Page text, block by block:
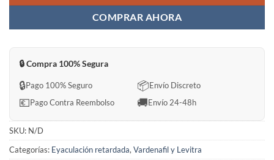
COMPRAR AHORA
🔒 Compra 100% Segura
🔒Pago 100% Seguro 📦Envío Discreto
💶Pago Contra Reembolso 🚚Envío 24-48h
SKU: N/D
Categorías: Eyaculación retardada, Vardenafil y Levitra